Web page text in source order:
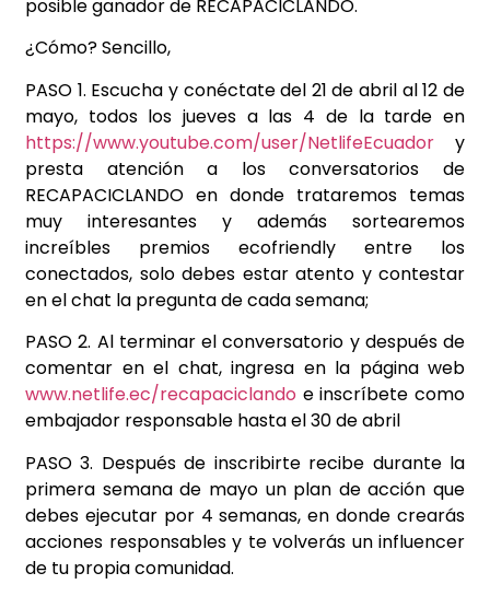
posible ganador de RECAPACICLANDO.
¿Cómo? Sencillo,
PASO 1. Escucha y conéctate del 21 de abril al 12 de
mayo, todos los jueves a las 4 de la tarde en
https://www.youtube.com/user/NetlifeEcuador y
presta atención a los conversatorios de
RECAPACICLANDO en donde trataremos temas
muy interesantes y además sortearemos
increíbles premios ecofriendly entre los
conectados, solo debes estar atento y contestar
en el chat la pregunta de cada semana;
PASO 2. Al terminar el conversatorio y después de
comentar en el chat, ingresa en la página web
www.netlife.ec/recapaciclando e inscríbete como
embajador responsable hasta el 30 de abril
PASO 3. Después de inscribirte recibe durante la
primera semana de mayo un plan de acción que
debes ejecutar por 4 semanas, en donde crearás
acciones responsables y te volverás un influencer
de tu propia comunidad.